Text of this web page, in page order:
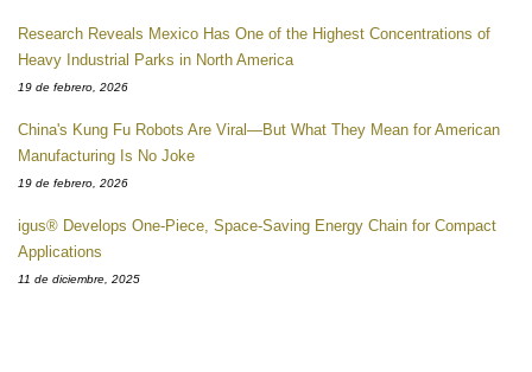
Research Reveals Mexico Has One of the Highest Concentrations of
Heavy Industrial Parks in North America
19 de febrero, 2026
China's Kung Fu Robots Are Viral—But What They Mean for American
Manufacturing Is No Joke
19 de febrero, 2026
igus® Develops One-Piece, Space-Saving Energy Chain for Compact
Applications
11 de diciembre, 2025